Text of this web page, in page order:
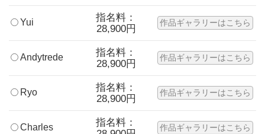
Yui
指名料：
28,900円
作品ギャラリーはこちら
Andytrede
指名料：
28,900円
作品ギャラリーはこちら
Ryo
指名料：
28,900円
作品ギャラリーはこちら
Charles
指名料：
作品ギャラリーはこちら